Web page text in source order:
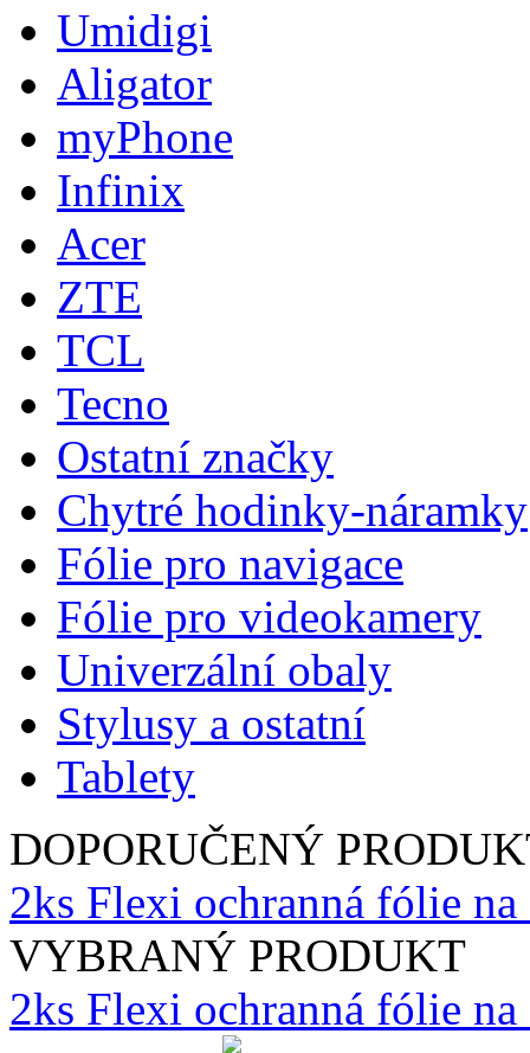
Umidigi
Aligator
myPhone
Infinix
Acer
ZTE
TCL
Tecno
Ostatní značky
Chytré hodinky-náramky
Fólie pro navigace
Fólie pro videokamery
Univerzální obaly
Stylusy a ostatní
Tablety
DOPORUČENÝ
2ks Flexi ochranná fólie
VYBRANÝ PRODUKT
2ks Flexi ochranná fólie